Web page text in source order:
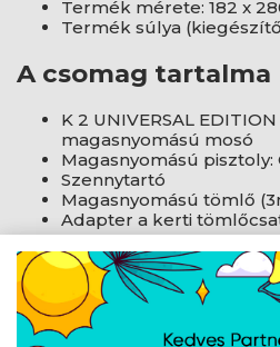
Termék mérete: 182 x
Termék súlya
A csomag tartalma
K 2 UNIVERSAL
magasnyomású mosó
Magasnyomású pisztoly:
Szennytartó
Magasnyomású tömlő
Adapter a kerti
Termék gyártói oldala